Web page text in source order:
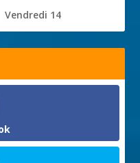
Vendredi 14